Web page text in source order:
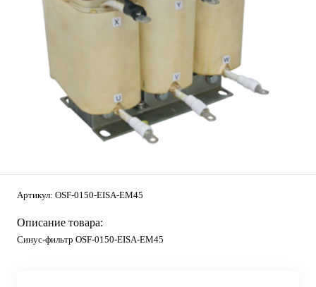
Артикул: OSF-0150-EISA-EM45
Описание товара:
Синус-фильтр OSF-0150-EISA-EM45